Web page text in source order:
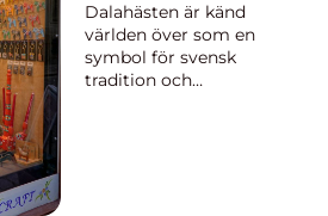
Dalahästen är känd
världen över som en
symbol för svensk
tradition och